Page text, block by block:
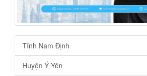
Tỉnh Nam Định
Huyện Ý Yên